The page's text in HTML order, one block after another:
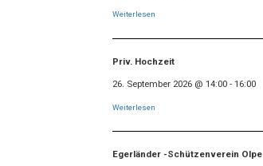
Weiterlesen
Priv. Hochzeit
26. September 2026 @ 14:00 - 16:00
Weiterlesen
Egerländer -Schützenverein Olpe